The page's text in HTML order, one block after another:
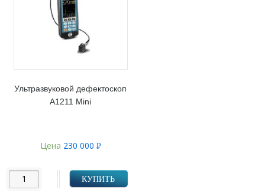
Ультразвуковой дефектоскоп
А1211 Mini
Цена 230 000 Р
КУПИТЬ